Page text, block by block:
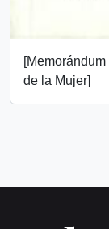
de la Mujer]